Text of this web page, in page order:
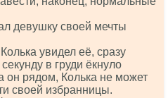
девушку своей мечты
увидел её, сразу
в груди ёкнуло
он рядом, Колька не может
своей избранницы.